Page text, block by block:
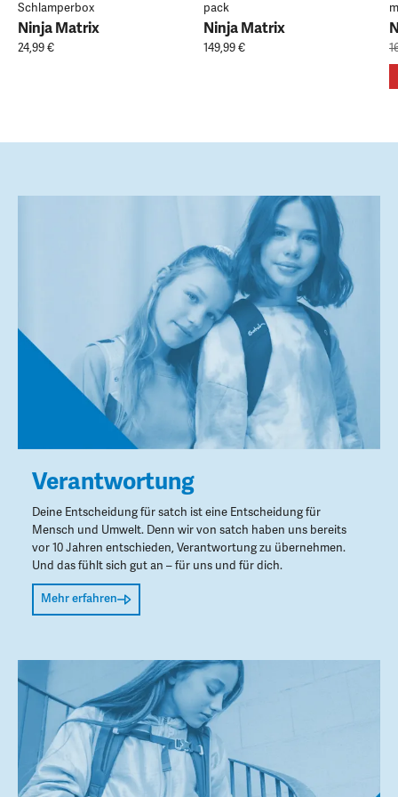
Schlamperbox
Ninja Matrix
24,99 €
pack
Ninja Matrix
149,99 €
Verantwortung
Deine Entscheidung für satch ist eine Entscheidung für
Mensch und Umwelt. Denn wir von satch haben uns bereits
vor 10 Jahren entschieden, Verantwortung zu übernehmen.
Und das fühlt sich gut an – für uns und für dich.
Mehr erfahren